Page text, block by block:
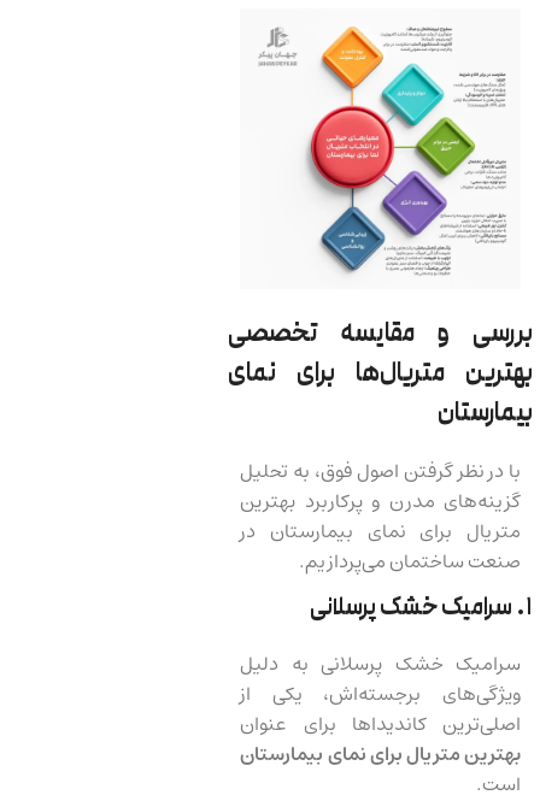
بررسی و مقایسه تخصصی
بهترین متریال‌ها برای نمای
بیمارستان
با در نظر گرفتن اصول فوق، به تحلیل
گزینه‌های مدرن و پرکاربرد بهترین
متریال برای نمای بیمارستان در
صنعت ساختمان می‌پردازیم.
۱. سرامیک خشک پرسلانی
سرامیک خشک پرسلانی به دلیل
ویژگی‌های برجسته‌اش، یکی از
اصلی‌ترین کاندیداها برای عنوان
بهترین متریال برای نمای بیمارستان
است.